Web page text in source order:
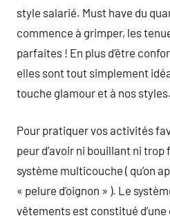
style salarié. Must have du
commence à grimper, les
parfaites ! En plus d’être
elles sont tout simplement
touche glamour et à nos styles.
Pour pratiquer vos activités
peur d’avoir ni bouillant ni
système multicouche ( qu’on
« pelure d’oignon » ). Le
vêtements est constitué d’une